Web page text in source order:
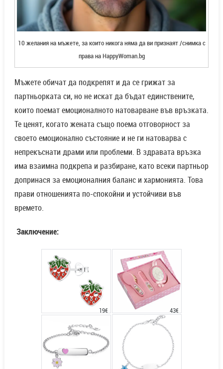
10 желания на мъжете, за които никога няма да ви признаят /снимка с
права на HappyWoman.bg
Мъжете обичат да подкрепят и да се грижат за
партньорката си, но не искат да бъдат единствените,
които поемат емоционалното натоварване във връзката.
Те ценят, когато жената също поема отговорност за
своето емоционално състояние и не ги натоварва с
непрекъснати драми или проблеми. В здравата връзка
има взаимна подкрепа и разбиране, като всеки партньор
допринася за емоционалния баланс и хармонията. Това
прави отношенията по-спокойни и устойчиви във
времето.
Заключение:
19€ 43€